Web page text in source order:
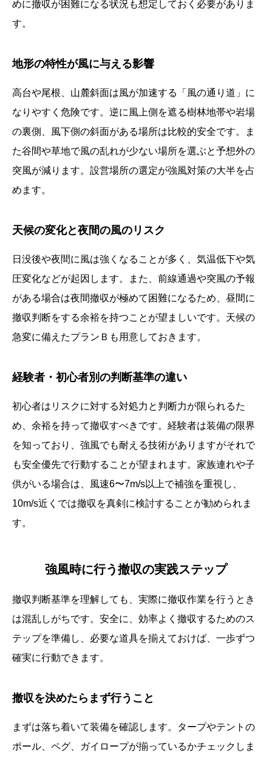
めに撤収が困難になる状況も想定しておく必要がありま
す。
地形の特性が風に与える影響
高台や尾根、山麓斜面は風が加速する「風の通り道」に
なりやすく危険です。逆に風上側を遮る樹林地帯や岩場
の裏側、風下側の斜面がある場所は比較的安全です。ま
た谷間や草地で風の乱れが少ない場所を選ぶと予想外の
突風が減ります。設営場所の選定が強風対策の大半を占
めます。
天候の変化と夜間の風のリスク
日没後や夜間に風は強くなることが多く、気温低下や気
圧変化などが起因します。また、前線通過や突風の予報
がある場合は夜間撤収が極めて困難になるため、昼間に
撤収判断をする余裕を持つことが望ましいです。天候の
急変に備えたプランＢも用意しておきます。
経験者・初心者別の判断基準の違い
初心者はリスクに対する対処力と判断力が限られるた
め、余裕を持って撤収すべきです。経験者は装備の限界
を知っており、強風でも耐える技術がありますがそれで
も安全優先で行動することが望まれます。家族連れや子
供がいる場合は、風速6〜7m/s以上で補強を重視し、
10m/s近くでは撤収を真剣に検討することが勧められま
す。
強風時に行う撤収の実践ステップ
撤収判断基準を理解しても、実際に撤収作業を行うとき
は混乱しがちです。安全に、効率よく撤収するためのス
テップを準備し、必要な道具を揃えておけば、一歩ずつ
確実に行動できます。
撤収を決めたらまず行うこと
まずは落ち着いて装備を確認します。タープやテントの
ポール、ペグ、ガイロープが揃っているかチェックしま